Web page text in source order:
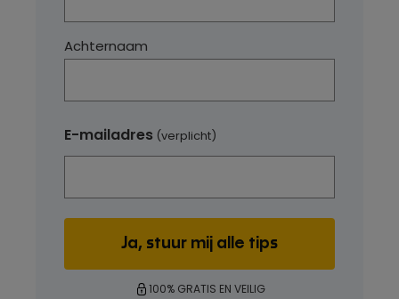
Achternaam
E-mailadres (verplicht)
100% GRATIS EN VEILIG